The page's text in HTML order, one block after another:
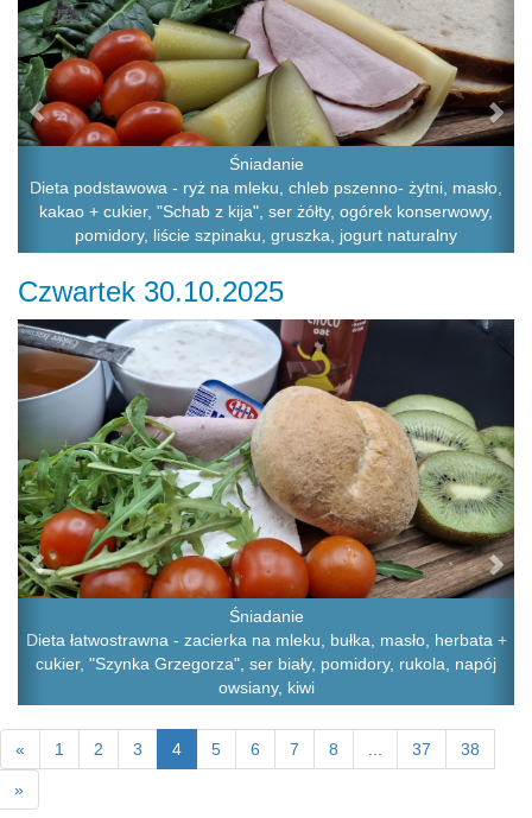
Śniadanie
Dieta podstawowa - ryż na mleku, chleb pszenno- żytni, masło,
kakao + cukier, "Schab z kija", ser żółty, ogórek konserwowy,
pomidory, liście szpinaku, gruszka, jogurt naturalny
Czwartek 30.10.2025
Śniadanie
Dieta łatwostrawna - zacierka na mleku, bułka, masło, herbata +
cukier, "Szynka Grzegorza", ser biały, pomidory, rukola, napój
owsiany, kiwi
Previous
« 1 2 3 4 5 6 7 8 37 38
»